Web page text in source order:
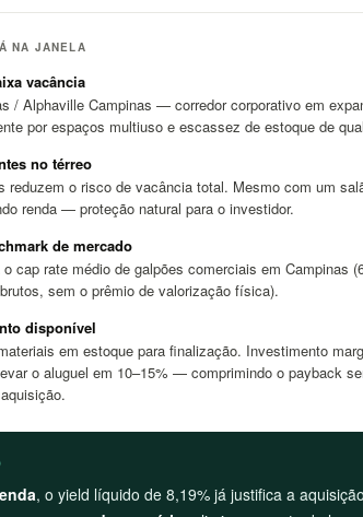
NA JANELA
vacância
/ Alphaville Campinas — corredor corporativo em
por espaços multiuso e escassez de estoque de
no térreo
reduzem o risco de vacância total. Mesmo com um
renda — proteção natural para o investidor.
de mercado
cap rate médio de galpões comerciais em Campinas
sem o prêmio de valorização física).
disponível
em estoque para finalização. Investimento
o aluguel em 10–15% — comprimindo o payback
, o yield líquido de 8,19% já justifica a